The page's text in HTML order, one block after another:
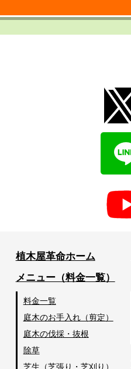
植木屋革命ホーム
メニュー（料金一覧）
料金一覧
庭木のお手入れ（剪定）
庭木の伐採・抜根
除草
芝生（芝張り・芝刈り）